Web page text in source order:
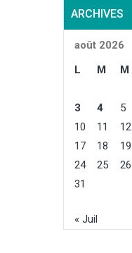
ARCHIVES
août 2026
L
M M
3
4 5
10
11 12
17
18 19
24
25 26
31
« Juil